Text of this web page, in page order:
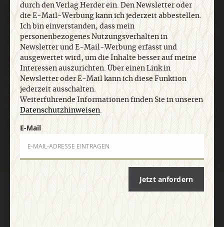
jederzeit ausschalten. Weiterführende
Informationen finden Sie in unseren
Datenschutzhinweisen
E-Mail
Datenschutz
Barrierefreiheit
durch den Verlag Herder ein. Den Newsletter oder
die E-Mail-Werbung kann ich jederzeit abbestellen.
Ich bin einverstanden, dass mein
personenbezogenes Nutzungsverhalten in
Newsletter und E-Mail-Werbung erfasst und
ausgewertet wird, um die Inhalte besser auf meine
Interessen auszurichten. Über einen Link in
Newsletter oder E-Mail kann ich diese Funktion
jederzeit ausschalten.
Weiterführende Informationen finden Sie in unseren
Datenschutzhinweisen.
E-Mail
Jetzt anfordern